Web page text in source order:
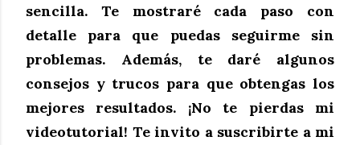
sencilla. Te mostraré cada paso con
detalle para que puedas seguirme sin
problemas. Además, te daré algunos
consejos y trucos para que obtengas los
mejores resultados. ¡No te pierdas mi
videotutorial! Te invito a suscribirte a mi